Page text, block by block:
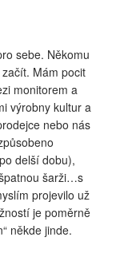
sebe. Někomu
Mám pocit
monitorem a
výrobny kultur a
nebo nás
delší dobu),
šarži…s
projevilo už
je poměrně
někde jinde.